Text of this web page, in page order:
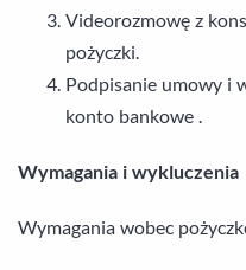
Videorozmowę z
pożyczki.
Podpisanie umowy i
konto bankowe .
Wymagania i wykluczenia
Wymagania wobec